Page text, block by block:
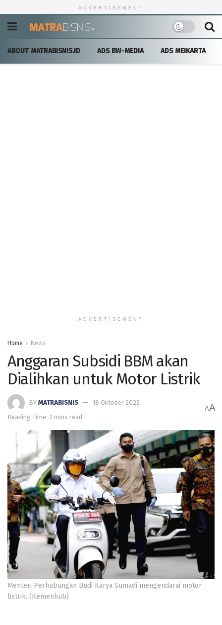
ADVERTISEMENT
ABOUT MATRABISNIS.ID ADS BW-MEDIA ADS MEIKARTA
ADVERTISEMENT
Home News
Anggaran Subsidi BBM akan
Dialihkan untuk Motor Listrik
BY MATRABISNIS
18 Oktober 2022
Reading Time: 2 mins read
AA
Menteri Perhubungan Budi Karya Sumadi mengendarai motor
listrik. (Kemenhub)